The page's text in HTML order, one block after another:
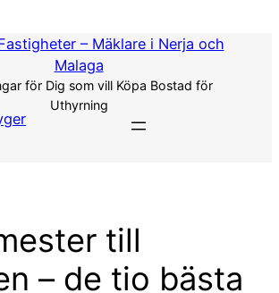
– Mäklare i Nerja och
Malaga
för Dig som vill Köpa Bostad för
Uthyrning
till
– de tio bästa